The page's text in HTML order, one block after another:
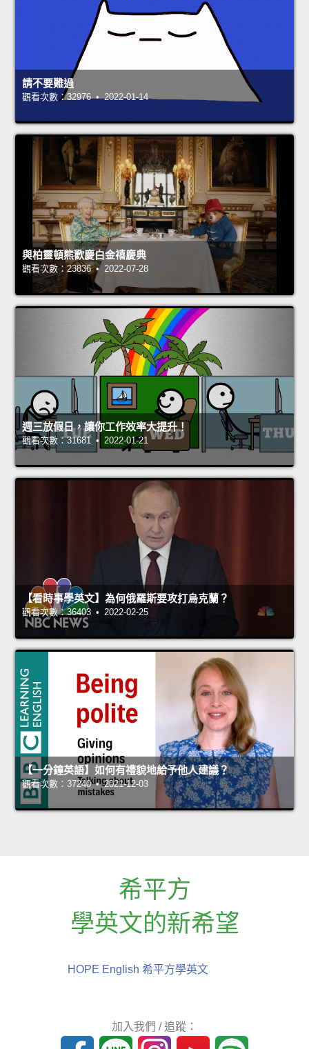
請不要難過
觀看次數：32976 • 2022-01-14
與柏靈頓熊歡慶白金禧慶典
觀看次數：23836 • 2022-07-28
週三放假日，讓你工作效率大提升！
觀看次數：31681 • 2022-01-21
【看時事學英文】為何俄羅斯要攻打烏克蘭？
觀看次數：36403 • 2022-02-25
【一分鐘英語】如何有禮貌地給予他人建議？
觀看次數：37240 • 2021-12-03
希平方
學英文的新希望
HOPE English 希平方學英文
加入我們 / 追蹤：